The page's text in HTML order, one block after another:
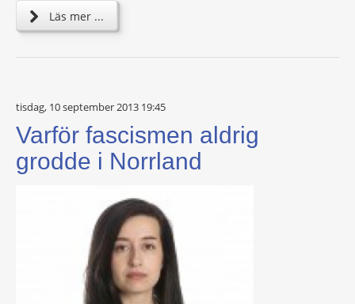
Läs mer ...
tisdag, 10 september 2013 19:45
Varför fascismen aldrig
grodde i Norrland